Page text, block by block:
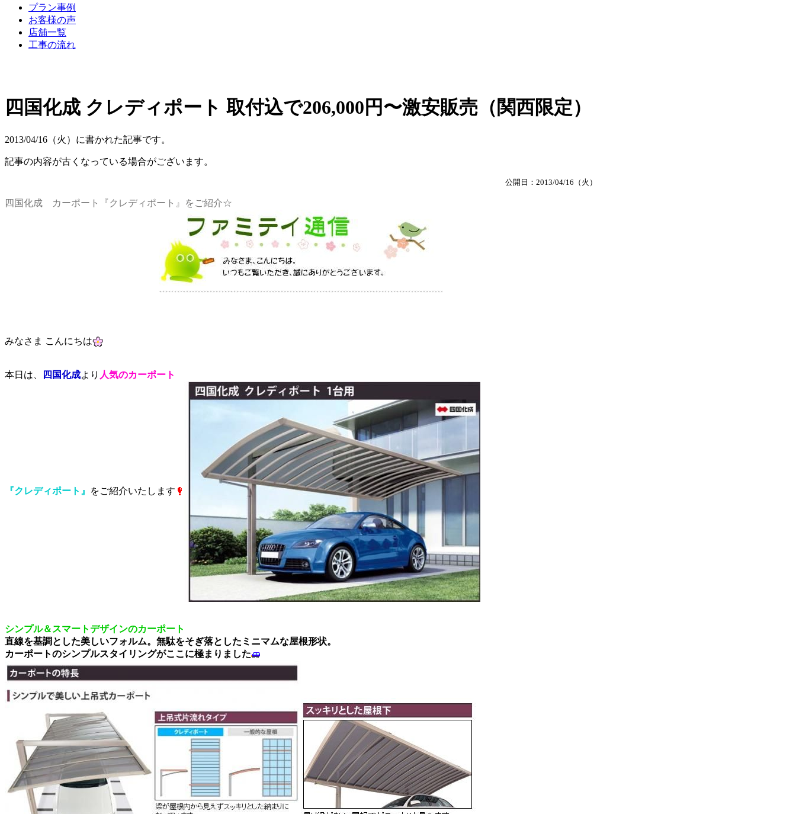
プラン事例
お客様の声
店舗一覧
工事の流れ
四国化成 クレディポート 取付込で206,000円〜激安販売（関西限定）
2013/04/16（火）に書かれた記事です。
記事の内容が古くなっている場合がございます。
公開日：2013/04/16（火）
四国化成 カーポート『クレディポート』をご紹介☆
みなさま こんにちは
本日は、 四国化成より 人気のカーポート
『クレディポート』 をご紹介いたします
シンプル＆スマートデザインのカーポート
直線を基調とした美しいフォルム。無駄をそぎ落としたミニマムな屋根形状。
カーポートのシンプルスタイリングがここに極まりました